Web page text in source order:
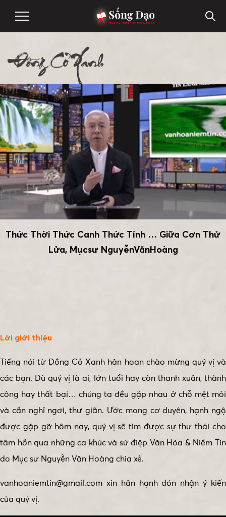
Đồng Cỏ Xanh
Thức Thời Thức Canh Thức Tỉnh … Giữa Cơn Thử
Lửa, Mụcsư NguyễnVănHoàng
Lời giới thiệu
Tiếng nói từ Đồng Cỏ Xanh hân hoan chào mừng quý vị và
các bạn. Dù quý vị là ai, lớn tuổi hay còn thanh xuân, thành
công hay thất bại… chúng ta đều gặp nhau ở chỗ mệt mỏi
và cần nghỉ ngơi, thư giãn. Ước mong cơ duyên, hạnh ngộ
được gặp gỡ hôm nay, quý vị sẽ tìm được sự thư thái cho
tâm hồn qua những ca khúc và sứ điệp Văn Hóa & Niềm Tin
do Mục sư Nguyễn Văn Hoàng chia xẻ.
vanhoaniemtin@gmail.com xin hân hạnh đón nhận ý kiến
của quý vị.